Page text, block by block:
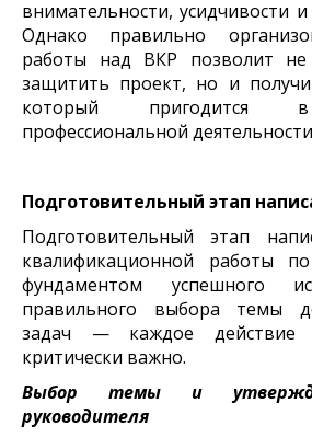
внимательности, усидчивости и
Однако правильно
работы над ВКР позволит не
защитить проект, но и
который пригодится
профессиональной
Подготовительный этап
Подготовительный этап
квалификационной работы
фундаментом успешного
правильного выбора темы
задач — каждое действие
критически важно.
Выбор темы и
руководителя